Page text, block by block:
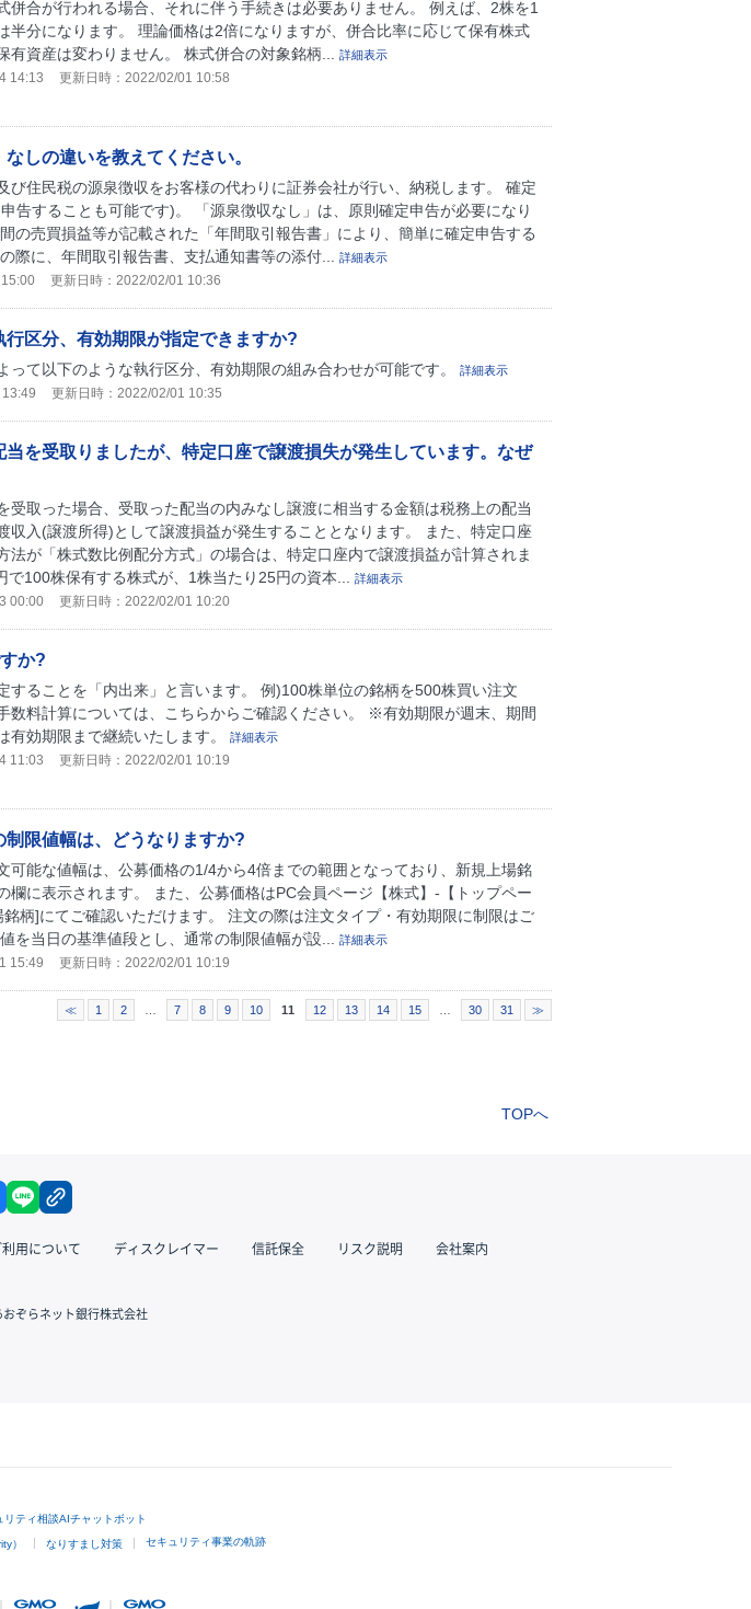
併合が行われる場合、それに伴う手続きは必要ありません。 例えば、2株を1
半分になります。 理論価格は2倍になりますが、併合比率に応じて保有株式
有資産は変わりません。 株式併合の対象銘柄...
詳細表示
14:13 更新日時：2022/02/01 10:58
しの違いを教えてください。
び住民税の源泉徴収をお客様の代わりに証券会社が行い、納税します。 確定
告することも可能です)。 「源泉徴収なし」は、原則確定申告が必要になり
の売買損益等が記載された「年間取引報告書」により、簡単に確定申告する
際に、年間取引報告書、支払通知書等の添付...
詳細表示
更新日時：2022/02/01 10:36
区分、有効期限が指定できますか?
って以下のような執行区分、有効期限の組み合わせが可能です。 詳細表示
更新日時：2022/02/01 10:35
を受取りましたが、特定口座で譲渡損失が発生しています。なぜ
受取った場合、受取った配当の内みなし譲渡に相当する金額は税務上の配当
収入(譲渡所得)として譲渡損益が発生することとなります。 また、特定口座
法が「株式数比例配分方式」の場合は、特定口座内で譲渡損益が計算されま
100株保有する株式が、1株当たり25円の資本...
詳細表示
00:00 更新日時：2022/02/01 10:20
か?
することを「内出来」と言います。 例)100株単位の銘柄を500株買い注文
数料計算については、こちらからご確認ください。 ※有効期限が週末、期間
有効期限まで継続いたします。
詳細表示
11:03 更新日時：2022/02/01 10:19
限値幅は、どうなりますか?
可能な値幅は、公募価格の1/4から4倍までの範囲となっており、新規上場銘
欄に表示されます。 また、公募価格はPC会員ページ【株式】-【トップペー
柄]にてご確認いただけます。 注文の際は注文タイプ・有効期限に制限はご
を当日の基準値段とし、通常の制限値幅が設...
詳細表示
15:49 更新日時：2022/02/01 10:19
≪ 1 2 7 8 9 10 11 12 13 14 15 30 31 ≫
TOPへ
X facebook
用について ディスクレイマー 信託保全 リスク説明 会社案内
おぞらネット銀行株式会社
リティ相談AIチャットボット
） なりすまし対策 セキュリティ事業の軌跡